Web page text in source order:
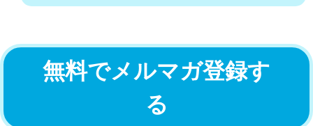
無料でメルマガ登録す
る